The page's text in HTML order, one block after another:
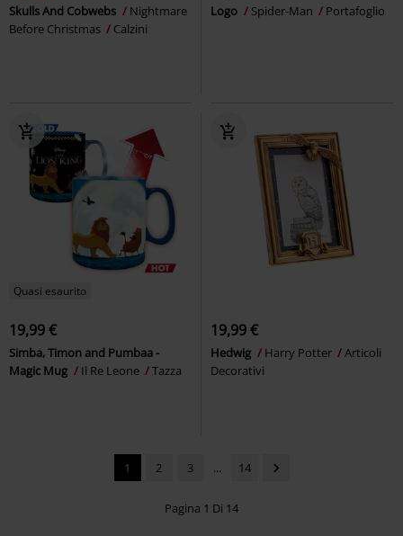
Skulls And Cobwebs
Nightmare
Before Christmas
Calzini
Logo Spider-Man Portafoglio
Quasi esaurito
19,99 €
Simba, Timon and Pumbaa -
Magic Mug
Il Re Leone Tazza
19,99 €
Hedwig Harry Potter
Articoli
Decorativi
1 2 3 ... 14
Pagina 1 Di 14